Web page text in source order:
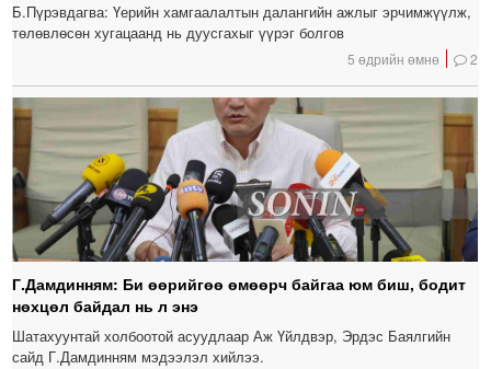
Б.Пүрэвдагва: Үерийн хамгаалалтын далангийн ажлыг эрчимжүүлж,
төлөвлөсөн хугацаанд нь дуусгахыг үүрэг болгов
5 өдрийн өмнө 2
Г.Дамдинням: Би өөрийгөө өмөөрч байгаа юм биш, бодит
нөхцөл байдал нь л энэ
Шатахуунтай холбоотой асуудлаар Аж Үйлдвэр, Эрдэс Баялгийн
сайд Г.Дамдинням мэдээлэл хийлээ.